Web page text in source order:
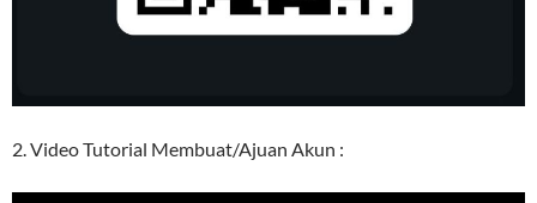
2. Video Tutorial Membuat/Ajuan Akun :